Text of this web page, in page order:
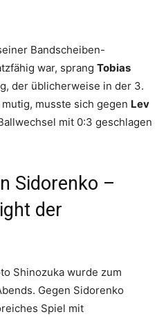
Bandscheiben-
war, sprang Tobias
der üblicherweise in der 3.
musste sich gegen Lev
mit 0:3 geschlagen
Sidorenko –
der
Shinozuka wurde zum
Gegen Sidorenko
Spiel mit